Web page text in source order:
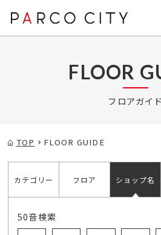
FLOOR
フロアガイド
TOP FLOOR GUIDE
カテゴリー フロア ショップ名
50音検索